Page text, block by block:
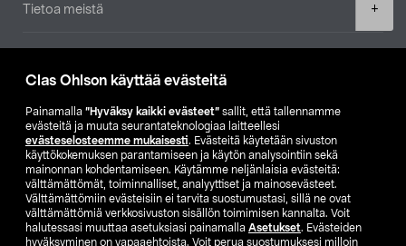
Clas Ohlson käyttää evästeitä
Painamalla ”Hyväksy kaikki evästeet” sallit, että tallennamme
evästeitä ja muuta seurantateknologiaa laitteellesi
evästeselosteemme mukaisesti. Evästeitä käytetään sivuston
käyttökokemuksen parantamiseen ja käytön analysointiin sekä
mainonnan kohdentamiseen. Käytämme neljänlaisia evästeitä:
välttämättömät, toiminnalliset, analyyttiset ja mainosevästeet.
Välttämättömiin evästeisiin ei tarvita suostumustasi, sillä ne ovat
välttämättömiä verkkosivuston sisällön toimimisen kannalta. Voit
halutessasi muuttaa asetuksiasi painamalla Asetukset. Evästeiden
hyväksyminen on vapaaehtoista. Voit perua suostumuksesi milloin
+
Tietoa meistä
Etsi myymälä
SE NO FI
FI SV